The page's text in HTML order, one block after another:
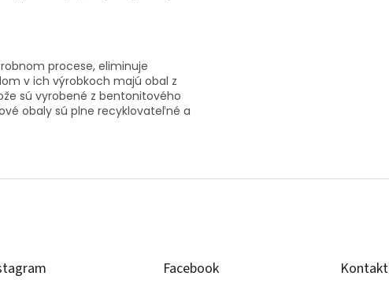
procese, eliminuje
v ich výrobkoch majú obal z
sú vyrobené z bentonitového
obaly sú plne recyklovateľné a
Facebook Kontakt